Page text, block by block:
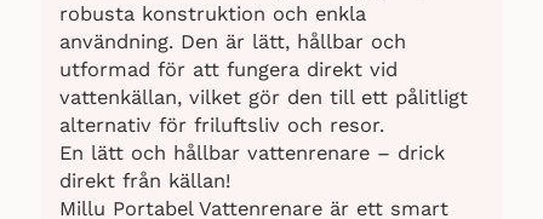
robusta konstruktion och enkla
användning. Den är lätt, hållbar och
utformad för att fungera direkt vid
vattenkällan, vilket gör den till ett pålitligt
alternativ för friluftsliv och resor.
En lätt och hållbar vattenrenare – drick
direkt från källan!
Millu Portabel Vattenrenare är ett smart